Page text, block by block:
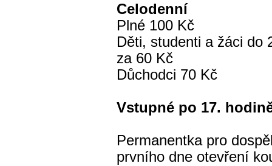
Celodenní
Plné 100 Kč
Děti, studenti a žáci do
za 60 Kč
Důchodci 70 Kč
Vstupné po 17.
Permanentka pro
prvního dne otevření